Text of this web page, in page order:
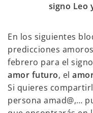
signo Leo
En los siguientes
predicciones
febrero para el
amor futuro, el
Si quieres
persona amad@,…